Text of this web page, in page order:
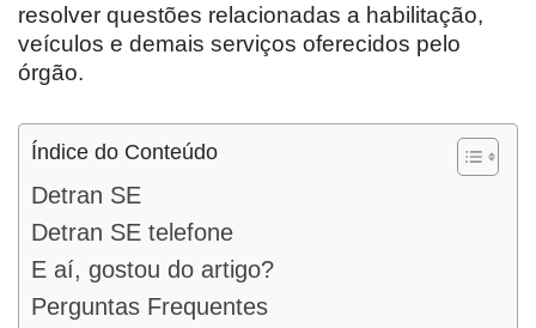
resolver questões relacionadas a habilitação,
veículos e demais serviços oferecidos pelo
órgão.
Índice do Conteúdo
Detran SE
Detran SE telefone
E aí, gostou do artigo?
Perguntas Frequentes